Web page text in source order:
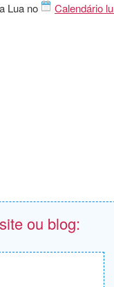
Lua no
Calendário
ou blog: